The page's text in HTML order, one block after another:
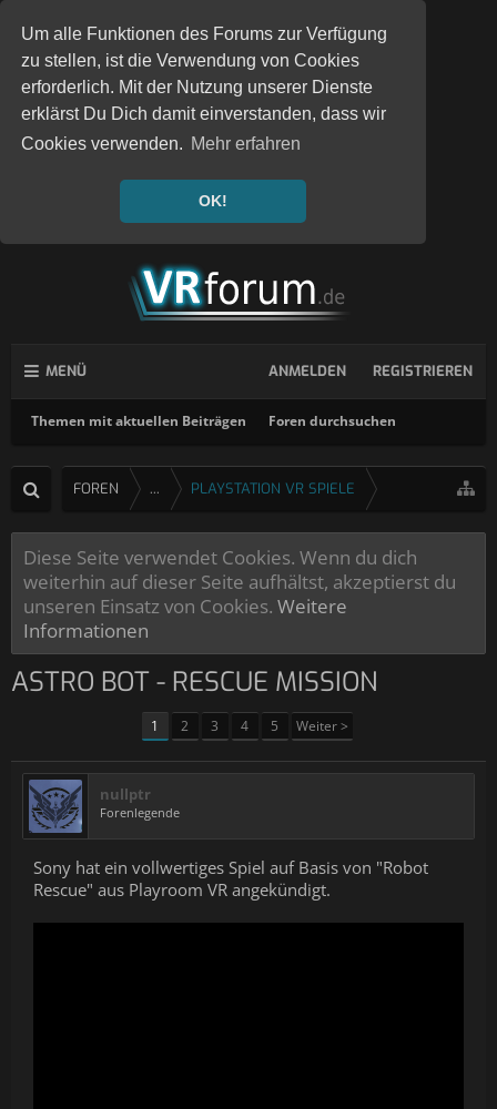
Um alle Funktionen des Forums zur Verfügung
zu stellen, ist die Verwendung von Cookies
erforderlich. Mit der Nutzung unserer Dienste
erklärst Du Dich damit einverstanden, dass wir
Cookies verwenden. Mehr erfahren
OK!
MENÜ
Themen mit aktuellen Beiträgen Foren durchsuchen
ANMELDEN REGISTRIEREN
FOREN ... PLAYSTATION VR SPIELE
Diese Seite verwendet Cookies. Wenn du dich
weiterhin auf dieser Seite aufhältst, akzeptierst du
unseren Einsatz von Cookies. Weitere
Informationen
ASTRO BOT - RESCUE MISSION
1 2 3 4 5 Weiter >
nullptr
Forenlegende
Sony hat ein vollwertiges Spiel auf Basis von "Robot
Rescue" aus Playroom VR angekündigt.